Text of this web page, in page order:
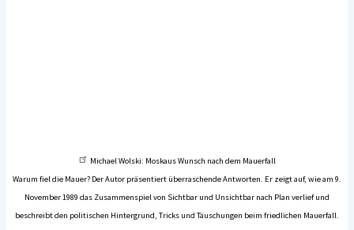
Michael Wolski: Moskaus Wunsch nach dem Mauerfall
Warum fiel die Mauer? Der Autor präsentiert überraschende Antworten. Er zeigt auf, wie am 9.
November 1989 das Zusammenspiel von Sichtbar und Unsichtbar nach Plan verlief und
beschreibt den politischen Hintergrund, Tricks und Täuschungen beim friedlichen Mauerfall.